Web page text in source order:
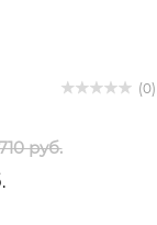
(0)
руб.